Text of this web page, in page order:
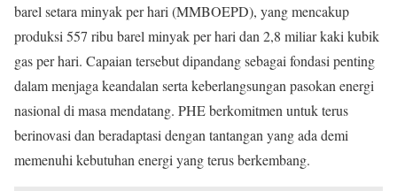
barel setara minyak per hari (MMBOEPD), yang mencakup
produksi 557 ribu barel minyak per hari dan 2,8 miliar kaki kubik
gas per hari. Capaian tersebut dipandang sebagai fondasi penting
dalam menjaga keandalan serta keberlangsungan pasokan energi
nasional di masa mendatang. PHE berkomitmen untuk terus
berinovasi dan beradaptasi dengan tantangan yang ada demi
memenuhi kebutuhan energi yang terus berkembang.